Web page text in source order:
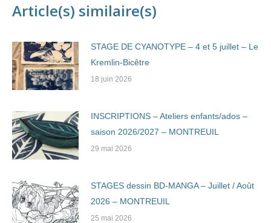
Article(s) similaire(s)
STAGE DE CYANOTYPE – 4 et 5 juillet – Le
Kremlin-Bicêtre
18 juin 2026
INSCRIPTIONS – Ateliers enfants/ados –
saison 2026/2027 – MONTREUIL
29 mai 2026
STAGES dessin BD-MANGA – Juillet / Août
2026 – MONTREUIL
25 mai 2026